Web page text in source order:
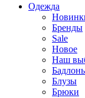
Одежда
Бренды
Sale
Новое
Наш
Блузы
Брюки